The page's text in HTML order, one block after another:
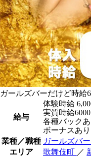
ガールズバーだけど時
給与
体験時給
実質時給
各種バックあ
ボーナスあり
業種／職種 ガールズバー
エリア
歌舞伎町 ／